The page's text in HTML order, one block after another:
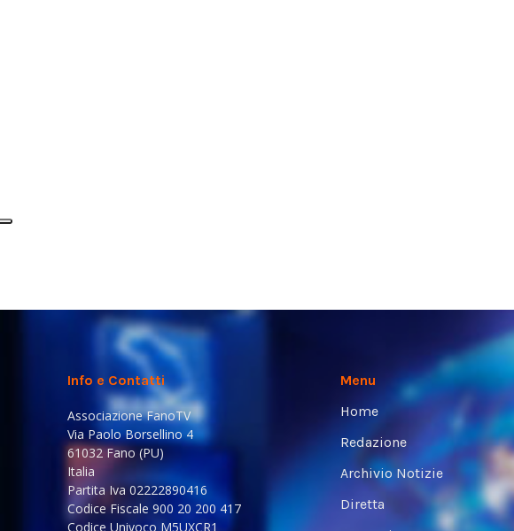
Info e Contatti
Associazione FanoTV
Via Paolo Borsellino 4
61032 Fano (PU)
Italia
Partita Iva 02222890416
Codice Fiscale 900 20 200 417
Codice Univoco M5UXCR1
Menu
Home
Redazione
Archivio Notizie
Diretta